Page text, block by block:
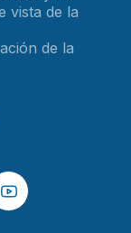
vista de la
de la